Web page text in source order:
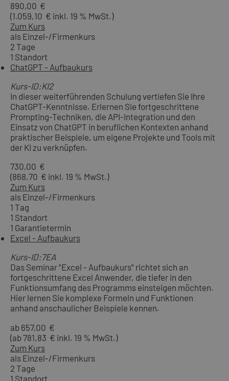
890,00 €
(1.059,10 € inkl. 19 % MwSt.)
Zum Kurs
als Einzel-/Firmenkurs
2 Tage
1 Standort
ChatGPT - Aufbaukurs
Kurs-ID:KI2
In dieser weiterführenden Schulung vertiefen Sie Ihre
ChatGPT-Kenntnisse. Erlernen Sie fortgeschrittene
Prompting-Techniken, die API-Integration und den
Einsatz von ChatGPT in beruflichen Kontexten anhand
praktischer Beispiele, um eigene Projekte und Tools mit
der KI zu verknüpfen.
730,00 €
(868,70 € inkl. 19 % MwSt.)
Zum Kurs
als Einzel-/Firmenkurs
1 Tag
1 Standort
1 Garantietermin
Excel - Aufbaukurs
Kurs-ID:7EA
Das Seminar "Excel - Aufbaukurs" richtet sich an
fortgeschrittene Excel Anwender, die tiefer in den
Funktionsumfang des Programms einsteigen möchten.
Hier lernen Sie komplexe Formeln und Funktionen
anhand anschaulicher Beispiele kennen.
ab 657,00 €
(ab 781,83 € inkl. 19 % MwSt.)
Zum Kurs
als Einzel-/Firmenkurs
2 Tage
1 Standort